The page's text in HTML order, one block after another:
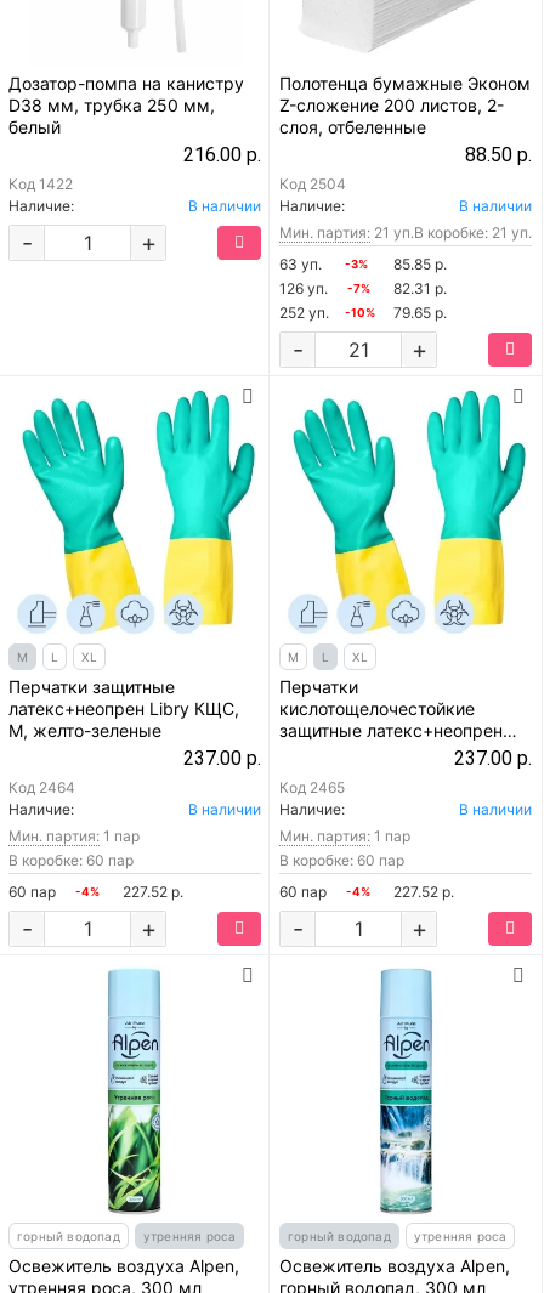
Дозатор-помпа на канистру
D38 мм, трубка 250 мм,
белый
216.00 р.
Код 1422
Наличие:
В наличии
+
-
Полотенца бумажные Эконом
Z-сложение 200 листов, 2-
слоя, отбеленные
88.50 р.
Код 2504
Наличие:
В наличии
Мин. партия: 21 уп.В коробке: 21 уп.
63 уп.
-3%
85.85 р.
126 уп.
-7%
82.31 р.
252 уп.
-10% 79.65 р.
+
-
M L XL
Перчатки защитные
латекс+неопрен Libry КЩС,
M, желто-зеленые
237.00 р.
Код 2464
Наличие:
В наличии
Мин. партия: 1 пар
В коробке: 60 пар
60 пар
-4% 227.52 р.
+
-
M L XL
Перчатки
кислотощелочестойкие
защитные латекс+неопрен
Libry КЩС, L, желто-зеленые
237.00 р.
Код 2465
Наличие:
В наличии
Мин. партия: 1 пар
В коробке: 60 пар
60 пар
-4% 227.52 р.
+
-
горный водопад утренняя роса
Освежитель воздуха Alpen,
утренняя роса, 300 мл
горный водопад утренняя роса
Освежитель воздуха Alpen,
горный водопад, 300 мл